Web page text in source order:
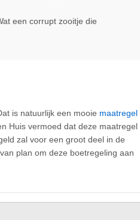
een corrupt zooitje die
is natuurlijk een mooie maatregel
Huis vermoed dat deze maatregel
zal voor een groot deel in de
plan om deze boetregeling aan